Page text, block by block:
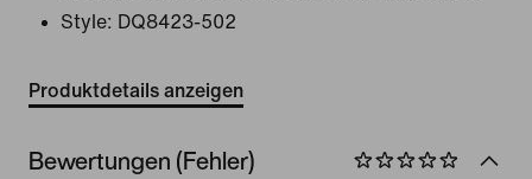
Style: DQ8423-502
Produktdetails anzeigen
Bewertungen (Fehler)